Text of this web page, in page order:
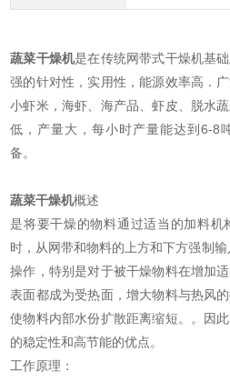
蔬菜干燥机是在传统网带式干燥机基
强的针对性，实用性，能源效率高．
小虾米，海虾、海产品、虾皮、脱水
低，产量大，每小时产量能达到6-8
备。
蔬菜干燥机概述
是将要干燥的物料通过适当的加料机
时，从网带和物料的上方和下方强制
操作，特别是对于被干燥物料在增加
表面都成为受热面，增大物料与热风
使物料内部水份扩散距离缩短。。因
的稳定性和高节能的优点。
工作原理：